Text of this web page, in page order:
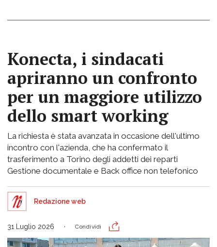
Konecta, i sindacati
apriranno un confronto
per un maggiore utilizzo
dello smart working
La richiesta è stata avanzata in occasione dell'ultimo
incontro con l'azienda, che ha confermato il
trasferimento a Torino degli addetti dei reparti
Gestione documentale e Back office non telefonico
Redazione web
31 Luglio 2026 Condividi